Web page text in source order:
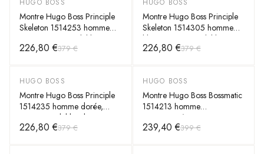
-40%
HUGO BOSS
Montre Hugo Boss Principle
Skeleton 1514253 homme
grise, acier inoxydable
41mm, automatique 5 ATM
226,80 €379 €
-40%
HUGO BOSS
Montre Hugo Boss Principle
Skeleton 1514305 homme
bleue, acier inoxydable
41mm, automatique 5 ATM
226,80 €379 €
-40%
HUGO BOSS
Montre Hugo Boss Principle
1514235 homme dorée,
acier inoxydable, plaquage or
41mm, automatique 3 ATM
226,80 €379 €
-40%
HUGO BOSS
Montre Hugo Boss Bossmatic
1514213 homme
gris/argenté, acier
inoxydable 42mm,
239,40 €399 €